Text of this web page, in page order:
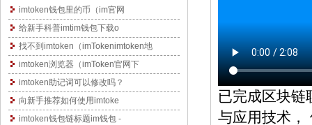
imtoken钱包里的币（im官网
给新手科普imtim钱包下载o
找不到imtoken（imTokenimtoken地
imtoken浏览器（imToken官网下
imtoken助记词可以修改吗？
向新手推荐如何使用imtoke
imtoken钱包链标题im钱包 -
已完成区块链
与应用技术，